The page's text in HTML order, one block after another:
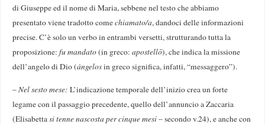
di Giuseppe ed il nome di Maria, sebbene nel testo che abbiamo
presentato viene tradotto comechiamato/a, dandoci delle informazioni
precise. C’è solo un verbo in entrambi versetti, strutturando tutta la
proposizione:fu mandato(in greco:apostellō), che indica la missione
dell’angelo di Dio (ángelosin greco significa, infatti, “messaggero”).
–Nel sesto mese:L’indicazione temporale dell’inizio crea un forte
legame con il passaggio precedente, quello dell’annuncio a Zaccaria
(Elisabettasi tenne nascosta per cinque mesi– secondo v.24), e anche con